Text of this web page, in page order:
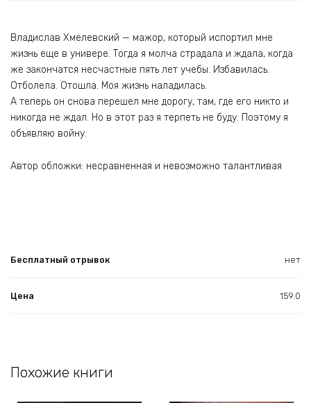
Владислав Хмелевский — мажор, который испортил мне
жизнь еще в универе. Тогда я молча страдала и ждала, когда
же закончатся несчастные пять лет учебы. Избавилась.
Отболела. Отошла. Моя жизнь наладилась.
А теперь он снова перешел мне дорогу, там, где его никто и
никогда не ждал. Но в этот раз я терпеть не буду. Поэтому я
объявляю войну.
Автор обложки: несравненная и невозможно талантливая
Бесплатный отрывок нет
Цена 159.0
Похожие книги